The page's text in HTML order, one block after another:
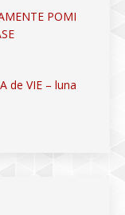
POMI
de VIE – luna